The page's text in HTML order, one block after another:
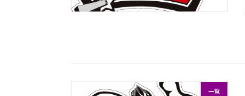
一覧